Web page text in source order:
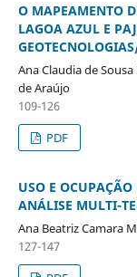
O MAPEAMENTO
LAGOA AZUL E
Ana Claudia de
de Araújo
109-126
PDF
USO E
ANÁLISE MULTI-
Ana Beatriz Camara
127-147